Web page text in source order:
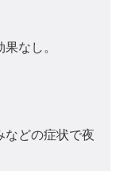
なし。
などの症状で夜